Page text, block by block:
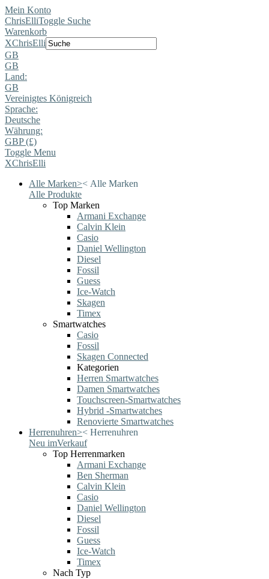
Mein Konto
ChrisElliToggle Suche
Warenkorb
XChrisElli
GB
GB
Land:
GB
Vereinigtes Königreich
Sprache:
Deutsche
Währung:
GBP (£)
Toggle Menu
XChrisElli
Alle Marken>< Alle Marken
Alle Produkte
Top Marken
Armani Exchange
Calvin Klein
Casio
Daniel Wellington
Diesel
Fossil
Guess
Ice-Watch
Skagen
Timex
Smartwatches
Casio
Fossil
Skagen Connected
Kategorien
Herren Smartwatches
Damen Smartwatches
Touchscreen-Smartwatches
Hybrid -Smartwatches
Renovierte Smartwatches
Herrenuhren>< Herrenuhren
Neu imVerkauf
Top Herrenmarken
Armani Exchange
Ben Sherman
Calvin Klein
Casio
Daniel Wellington
Diesel
Fossil
Guess
Ice-Watch
Timex
Nach Typ